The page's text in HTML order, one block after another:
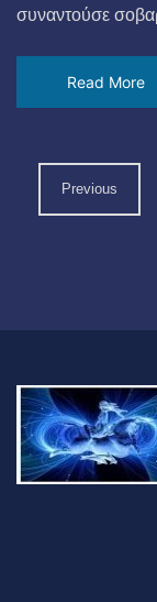
συναντούσε
Read More
Previous